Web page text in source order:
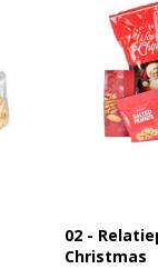
02 -
Christmas